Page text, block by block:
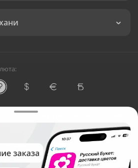
доставки цветов в Астрахани
ответственностью «Технология»
5410081997
Новосибирск, ул. Ипподромская,